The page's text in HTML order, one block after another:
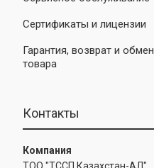
Сертификаты и лицензии
Гарантия, возврат и обмен
товара
Контакты